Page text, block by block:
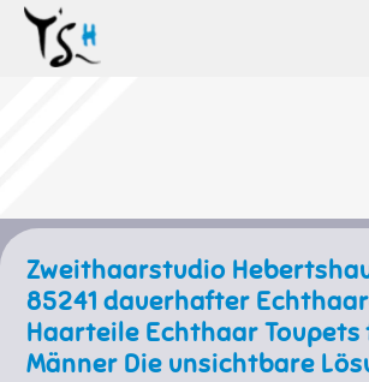
Zweithaarstudio
85241 dauerhafter
Haarteile Echthaar Toupets
Männer Die unsichtbare